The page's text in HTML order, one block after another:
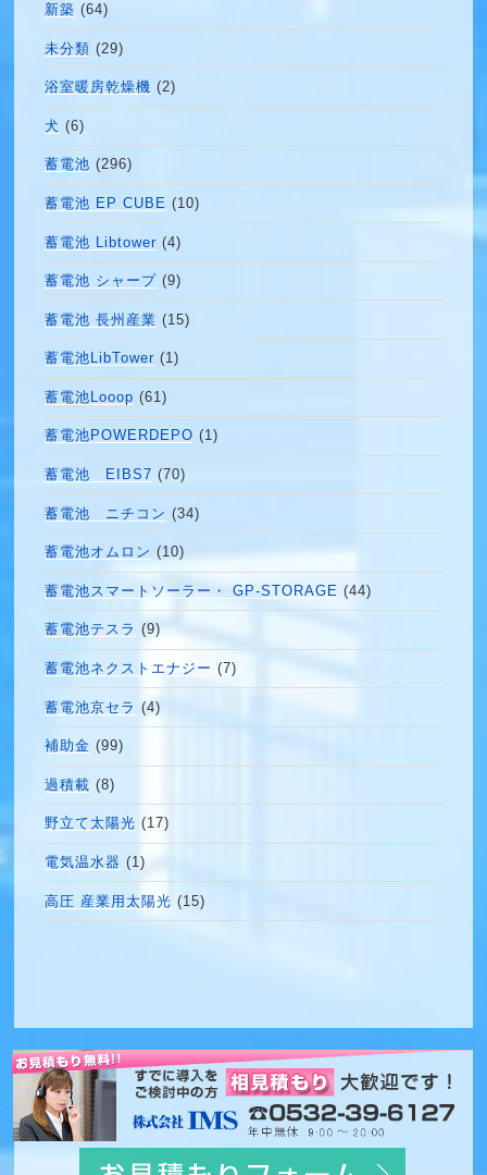
新築 (64)
未分類 (29)
浴室暖房乾燥機 (2)
犬 (6)
蓄電池 (296)
蓄電池 EP CUBE (10)
蓄電池 Libtower (4)
蓄電池 シャープ (9)
蓄電池 長州産業 (15)
蓄電池LibTower (1)
蓄電池Looop (61)
蓄電池POWERDEPO (1)
蓄電池 EIBS7 (70)
蓄電池 ニチコン (34)
蓄電池オムロン (10)
蓄電池スマートソーラー・ GP-STORAGE (44)
蓄電池テスラ (9)
蓄電池ネクストエナジー (7)
蓄電池京セラ (4)
補助金 (99)
過積載 (8)
野立て太陽光 (17)
電気温水器 (1)
高圧 産業用太陽光 (15)